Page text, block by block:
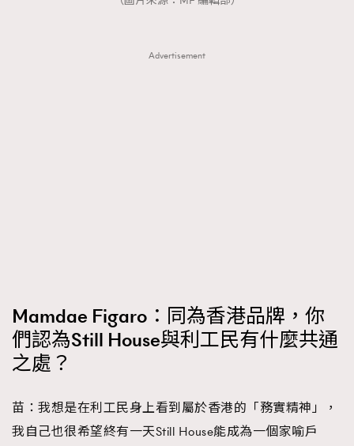
Advertisement
Mamdae Figaro：同為香港品牌，你
們認為Still House與利工民有什麼共通
之處？
苗：我想是在利工民身上看到屬於香港的「務實精神」，
我自己也很希望終有一天Still House能成為一個家喻戶